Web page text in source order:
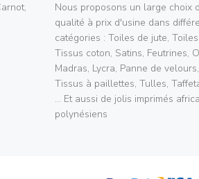
Nous proposons un large choix
qualité à prix d'usine dans
catégories : Toiles de jute,
Tissus coton, Satins, Feutrines,
Madras, Lycra, Panne de
Tissus à paillettes, Tulles,
... Et aussi de jolis imprimés
polynésiens